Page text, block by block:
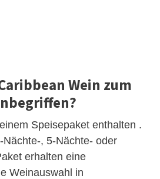
Wein zum
Speisepaket enthalten .
, 5-Nächte- oder
erhalten eine
Weinauswahl in